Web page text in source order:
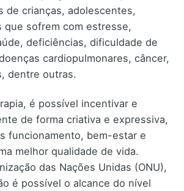
de crianças, adolescentes,
que sofrem com estresse,
deficiências, dificuldade de
cardiopulmonares, câncer,
dentre outras.
é possível incentivar e
de forma criativa e expressiva,
funcionamento, bem-estar e
melhor qualidade de vida.
das Nações Unidas (ONU),
é possível o alcance do nível